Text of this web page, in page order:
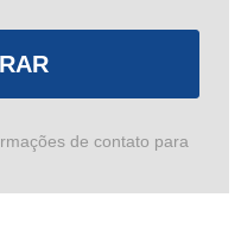
de contato para